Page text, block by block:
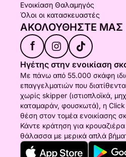
Ενοικίαση Θαλαμηγός
Όλοι οι κατασκευαστές
ΑΚΟΛΟΥΘΉΣΤΕ ΜΑΣ
f
Ηγέτης στην ενοικίαση
Με πάνω από 55.000 σκάφη
επαγγελματιών που
χωρίς skipper (ιστιοπλοϊκά,
καταμαράν, φουσκωτά), η Click
θέση στον τομέα ενοικίασης
Κάντε κράτηση για
θάλασσα με μερικά απλά